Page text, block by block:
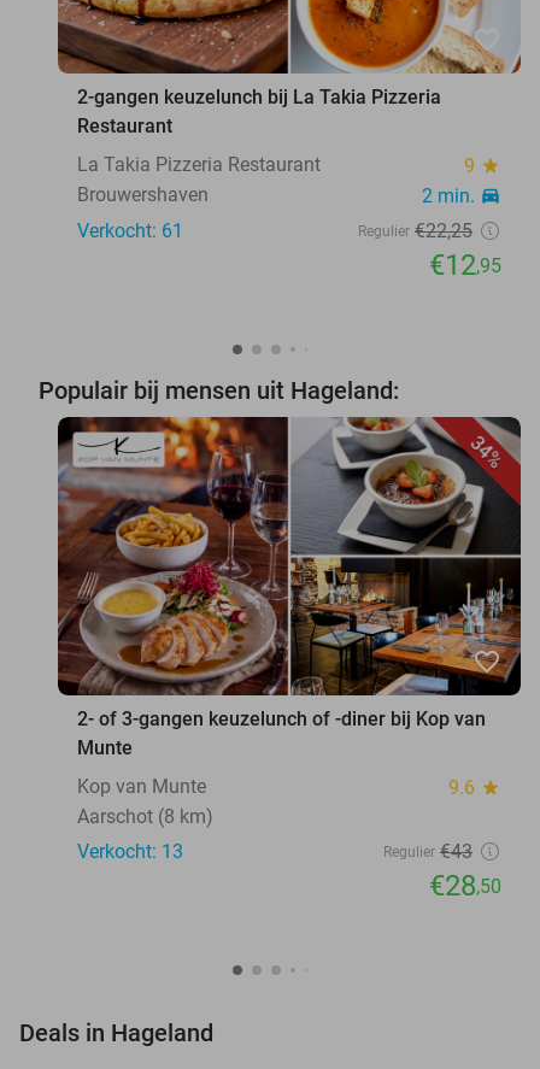
favorite_border
2-gangen keuzelunch bij La Takia Pizzeria
Restaurant
La Takia Pizzeria Restaurant
9 star
Brouwershaven 2 min. directions_car
Verkocht: 61 Regulier €22,25
€12,95
Populair bij mensen uit Hageland:
34%
favorite_border
2- of 3-gangen keuzelunch of -diner bij Kop van
Munte
Kop van Munte
9.6 star
Aarschot (8 km)
Verkocht: 13
Regulier €43
€28,50
Deals in Hageland